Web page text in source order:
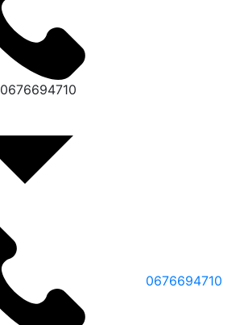
0676694710
0676694710